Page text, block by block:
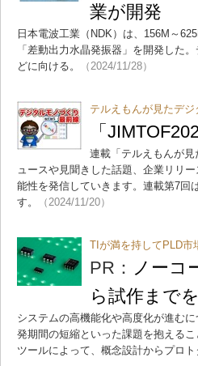
業が開発
日本電波工業（NDK）は、156M～
「差動出力水晶発振器」を開発した
どに向ける。
（2024/11/28）
テルえもんが見たデジ
「
連載「テルえもんが
ュースや見聞きした話題、企業リリ
能性を発信していきます。連載第7回
す。
（2024/11/20）
TIが満を持してPLD市
PR： ノーコ
ら試作まで
システムの高機能化や高度化が進む
発期間の短縮といった課題を抱える
ツールによって、概念設計からプロ